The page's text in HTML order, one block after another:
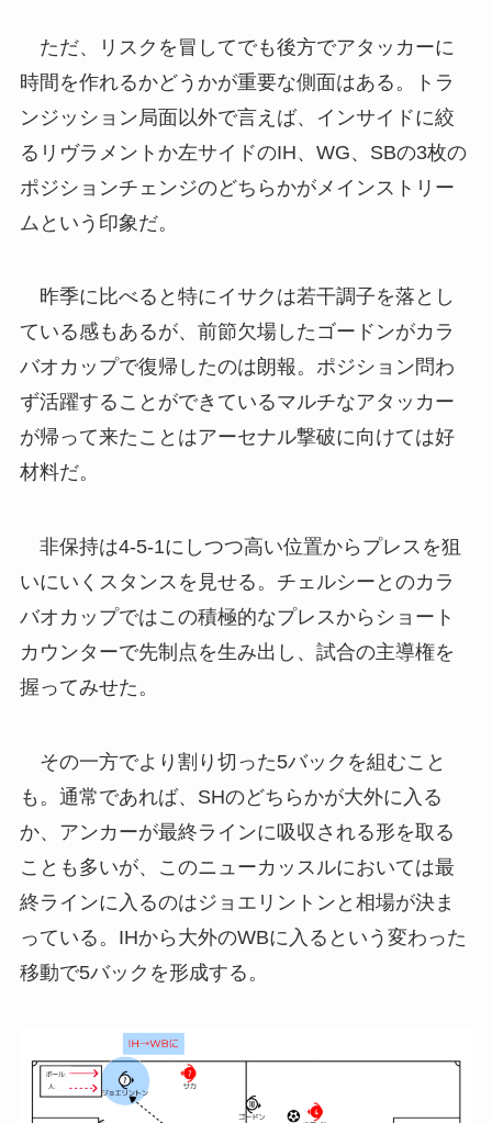
ただ、リスクを冒してでも後方でアタッカーに
時間を作れるかどうかが重要な側面はある。トラ
ンジッション局面以外で言えば、インサイドに絞
るリヴラメントか左サイドのIH、WG、SBの3枚の
ポジションチェンジのどちらかがメインストリー
ムという印象だ。
昨季に比べると特にイサクは若干調子を落とし
ている感もあるが、前節欠場したゴードンがカラ
バオカップで復帰したのは朗報。ポジション問わ
ず活躍することができているマルチなアタッカー
が帰って来たことはアーセナル撃破に向けては好
材料だ。
非保持は4-5-1にしつつ高い位置からプレスを狙
いにいくスタンスを見せる。チェルシーとのカラ
バオカップではこの積極的なプレスからショート
カウンターで先制点を生み出し、試合の主導権を
握ってみせた。
その一方でより割り切った5バックを組むこと
も。通常であれば、SHのどちらかが大外に入る
か、アンカーが最終ラインに吸収される形を取る
ことも多いが、このニューカッスルにおいては最
終ラインに入るのはジョエリントンと相場が決ま
っている。IHから大外のWBに入るという変わった
移動で5バックを形成する。